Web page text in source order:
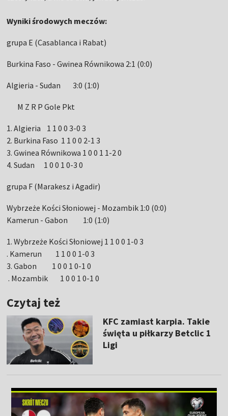
Wyniki środowych meczów:
grupa E (Casablanca i Rabat)
Burkina Faso - Gwinea Równikowa 2:1 (0:0)
Algieria - Sudan 3:0 (1:0)
M Z R P Gole Pkt
1. Algieria 1 1 0 0 3-0 3
2. Burkina Faso 1 1 0 0 2-1 3
3. Gwinea Równikowa 1 0 0 1 1-2 0
4. Sudan 1 0 0 1 0-3 0
grupa F (Marakesz i Agadir)
Wybrzeże Kości Słoniowej - Mozambik 1:0 (0:0)
Kamerun - Gabon 1:0 (1:0)
1. Wybrzeże Kości Słoniowej 1 1 0 0 1-0 3
. Kamerun 1 1 0 0 1-0 3
3. Gabon 1 0 0 1 0-1 0
. Mozambik 1 0 0 1 0-1 0
Czytaj też
KFC zamiast karpia. Takie
święta u piłkarzy Betclic 1
Ligi